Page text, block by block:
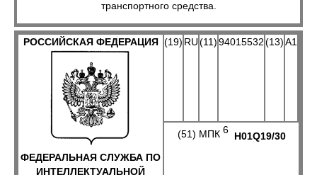
транспортного средства.
РОССИЙСКАЯ ФЕДЕРАЦИЯ
ФЕДЕРАЛЬНАЯ СЛУЖБА ПО
ИНТЕЛЛЕКТУАЛЬНОЙ
(19) RU(11)94015532(13)A1
(51) МПК 6
H01Q19/30